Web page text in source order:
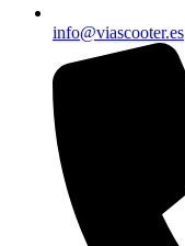
info@viascooter.es